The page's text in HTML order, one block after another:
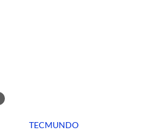
TECMUNDO